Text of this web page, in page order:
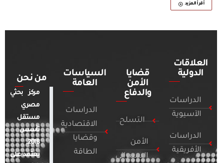
أقرأ المزيد
العلاقات
الدولية
الدراسات
الآسيوية
الدراسات
الأفريقية
قضايا
الأمن
والدفاع
التسلح
الأمن
السيبراني
السياسات
العامة
الدراسات
الاقتصادية
وقضايا
الطاقة
من نحن
مركز بحثي
مصري
مستقل
تأسس
2018.
يعتمد على